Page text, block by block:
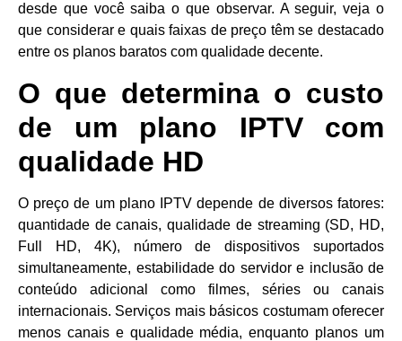
desde que você saiba o que observar. A seguir, veja o
que considerar e quais faixas de preço têm se destacado
entre os planos baratos com qualidade decente.
O que determina o custo
de um plano IPTV com
qualidade HD
O preço de um plano IPTV depende de diversos fatores:
quantidade de canais, qualidade de streaming (SD, HD,
Full HD, 4K), número de dispositivos suportados
simultaneamente, estabilidade do servidor e inclusão de
conteúdo adicional como filmes, séries ou canais
internacionais. Serviços mais básicos costumam oferecer
menos canais e qualidade média, enquanto planos um